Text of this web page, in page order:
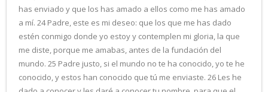
has enviado y que los has amado a ellos como me has amado
a mí. 24 Padre, este es mi deseo: que los que me has dado
estén conmigo donde yo estoy y contemplen mi gloria, la que
me diste, porque me amabas, antes de la fundación del
mundo. 25 Padre justo, si el mundo no te ha conocido, yo te he
conocido, y estos han conocido que tú me enviaste. 26 Les he